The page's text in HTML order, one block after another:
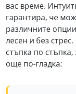
вас време.
гарантира, че
различните
лесен и без
стъпка по
още по-гладка: